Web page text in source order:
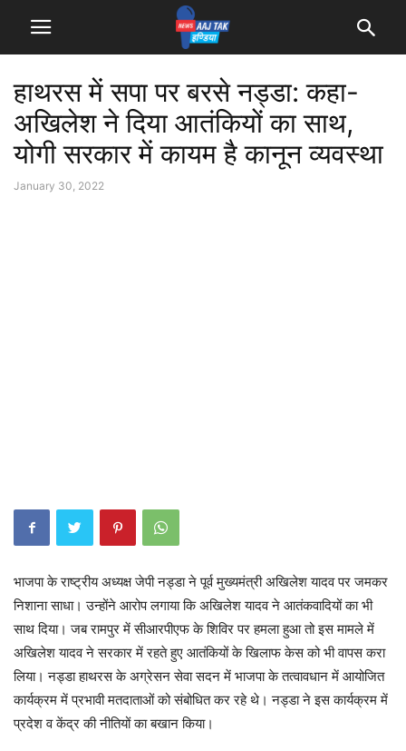
हाथरस में सपा पर बरसे नड्डा: कहा-
अखिलेश ने दिया आतंकियों का साथ,
योगी सरकार में कायम है कानून व्यवस्था
January 30, 2022
भाजपा के राष्ट्रीय अध्यक्ष जेपी नड्डा ने पूर्व मुख्यमंत्री अखिलेश यादव पर जमकर
निशाना साधा। उन्होंने आरोप लगाया कि अखिलेश यादव ने आतंकवादियों का भी
साथ दिया। जब रामपुर में सीआरपीएफ के शिविर पर हमला हुआ तो इस मामले में
अखिलेश यादव ने सरकार में रहते हुए आतंकियों के खिलाफ केस को भी वापस करा
लिया। नड्डा हाथरस के अग्रेसन सेवा सदन में भाजपा के तत्वावधान में आयोजित
कार्यक्रम में प्रभावी मतदाताओं को संबोधित कर रहे थे। नड्डा ने इस कार्यक्रम में
प्रदेश व केंद्र की नीतियों का बखान किया।